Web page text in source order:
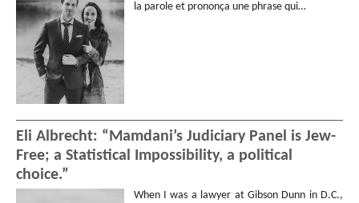
la parole et prononça une phrase qui…
Eli Albrecht: “Mamdani’s Judiciary Panel is Jew-
Free; a Statistical Impossibility, a political
choice.”
When I was a lawyer at Gibson Dunn in D.C.,